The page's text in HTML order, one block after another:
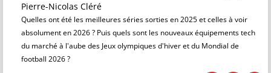
Pierre-Nicolas Cléré
Quelles ont été les meilleures séries sorties en 2025 et celles à voir
absolument en 2026 ? Puis quels sont les nouveaux équipements tech
du marché à l'aube des Jeux olympiques d'hiver et du Mondial de
football 2026 ?